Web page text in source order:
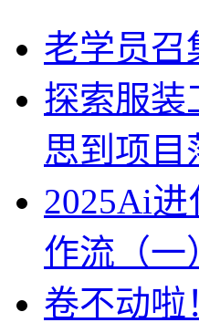
老学员召
探索服装
思到项目
2025Ai
作流（一
卷不动啦